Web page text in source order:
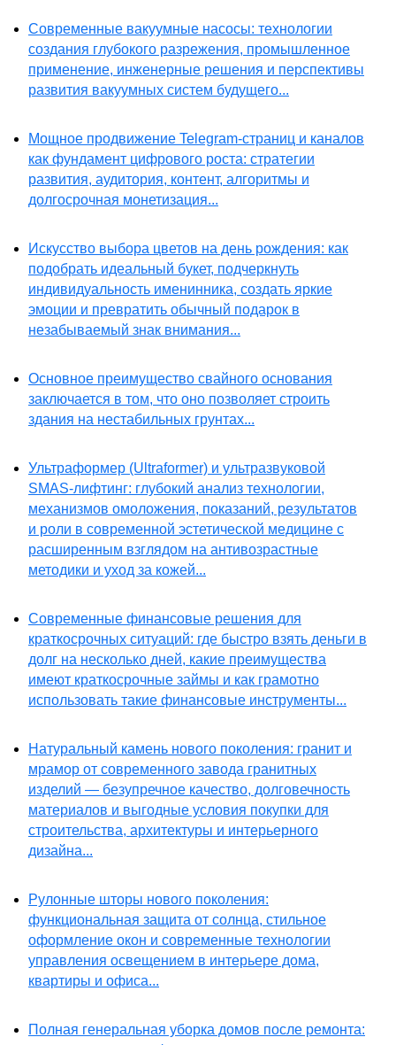
Современные вакуумные насосы: технологии
создания глубокого разрежения, промышленное
применение, инженерные решения и перспективы
развития вакуумных систем будущего...
Мощное продвижение Telegram-страниц и каналов
как фундамент цифрового роста: стратегии
развития, аудитория, контент, алгоритмы и
долгосрочная монетизация...
Искусство выбора цветов на день рождения: как
подобрать идеальный букет, подчеркнуть
индивидуальность именинника, создать яркие
эмоции и превратить обычный подарок в
незабываемый знак внимания...
Основное преимущество свайного основания
заключается в том, что оно позволяет строить
здания на нестабильных грунтах...
Ультраформер (Ultraformer) и ультразвуковой
SMAS-лифтинг: глубокий анализ технологии,
механизмов омоложения, показаний, результатов
и роли в современной эстетической медицине с
расширенным взглядом на антивозрастные
методики и уход за кожей...
Современные финансовые решения для
краткосрочных ситуаций: где быстро взять деньги в
долг на несколько дней, какие преимущества
имеют краткосрочные займы и как грамотно
использовать такие финансовые инструменты...
Натуральный камень нового поколения: гранит и
мрамор от современного завода гранитных
изделий — безупречное качество, долговечность
материалов и выгодные условия покупки для
строительства, архитектуры и интерьерного
дизайна...
Рулонные шторы нового поколения:
функциональная защита от солнца, стильное
оформление окон и современные технологии
управления освещением в интерьере дома,
квартиры и офиса...
Полная генеральная уборка домов после ремонта: